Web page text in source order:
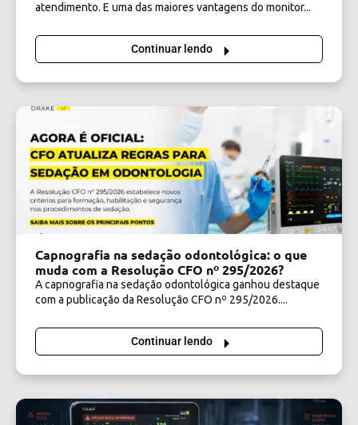
atendimento. E uma das maiores vantagens do monitor...
Continuar lendo
Capnografia na sedação odontológica: o que
muda com a Resolução CFO nº 295/2026?
A capnografia na sedação odontológica ganhou destaque
com a publicação da Resolução CFO nº 295/2026....
Continuar lendo